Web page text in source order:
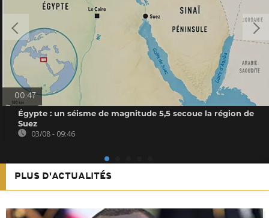
00:47
Égypte : un séisme de magnitude 5,5 secoue la région de
Suez
03/08 - 09:46
PLUS D'ACTUALITÉS